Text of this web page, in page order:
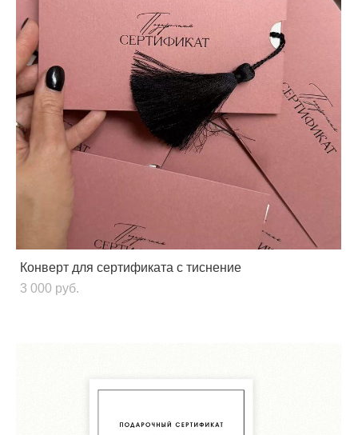
Конверт для сертификата с тиснение
3 000 pуб.